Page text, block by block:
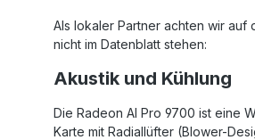
Als lokaler Partner achten wir auf
nicht im Datenblatt stehen:
Akustik und Kühlung
Die Radeon AI Pro 9700 ist eine
Karte mit Radiallüfter (Blower-